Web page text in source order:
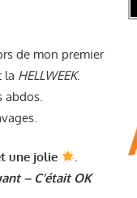
de mon premier
la HELLWEEK.
une jolie
.
– C’était OK